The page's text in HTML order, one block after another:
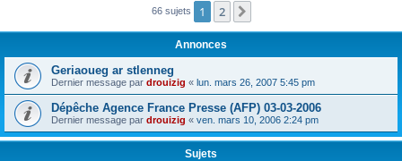
e
66 sujets 1 2
Annonces
Geriaoueg ar stlenneg
Dernier message par drouizig « lun. mars 26, 2007 5:45 pm
Dépêche Agence France Presse (AFP) 03-03-2006
Dernier message par drouizig « ven. mars 10, 2006 2:24 pm
Sujets